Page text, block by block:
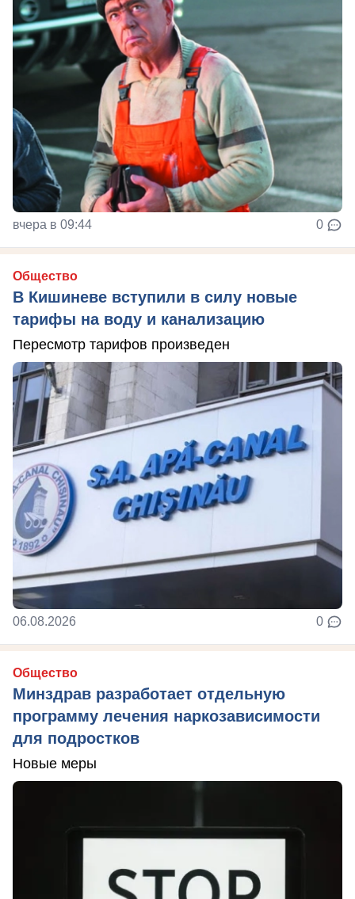
вчера в 09:44 0
Общество
В Кишиневе вступили в силу новые
тарифы на воду и канализацию
Пересмотр тарифов произведен
06.08.2026 0
Общество
Минздрав разработает отдельную
программу лечения наркозависимости
для подростков
Новые меры